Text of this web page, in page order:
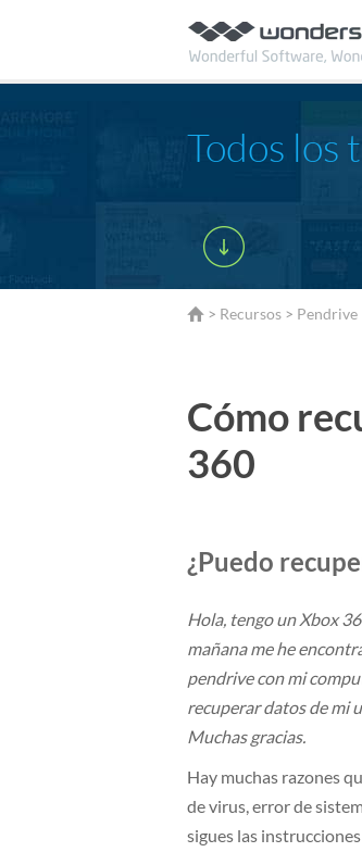
Todos los
> Recursos > Pendrive
Cómo
360
¿Puedo
Hola, tengo un Xbox
mañana me he
pendrive con mi
recuperar datos de mi
Muchas gracias.
Hay muchas razones
de virus, error de
sigues las